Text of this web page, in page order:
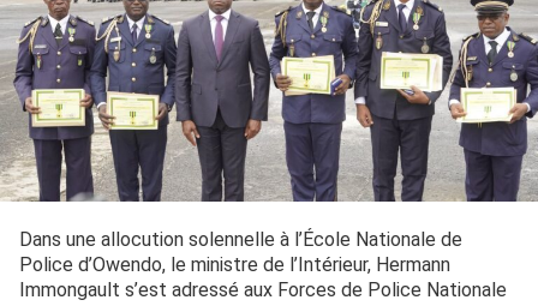
Dans une allocution solennelle à l’École Nationale de
Police d’Owendo, le ministre de l’Intérieur, Hermann
Immongault s’est adressé aux Forces de Police Nationale